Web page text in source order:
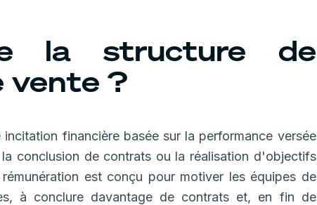
la structure de
vente ?
financière basée sur la performance versée
conclusion de contrats ou la réalisation d'objectifs
est conçu pour motiver les équipes de
à conclure davantage de contrats et, en fin de